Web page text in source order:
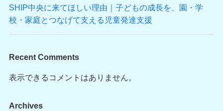
SHIP中央に来てほしい理由｜子どもの成長を、園・学
校・家庭とつなげて支える児童発達支援
Recent Comments
表示できるコメントはありません。
Archives